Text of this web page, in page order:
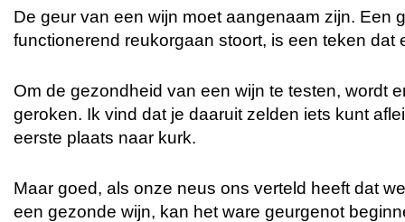
De geur van een wijn moet aangenaam zijn. Een
functionerend reukorgaan stoort, is een teken dat
Om de gezondheid van een wijn te testen, wordt
geroken. Ik vind dat je daaruit zelden iets kunt
eerste plaats naar kurk.
Maar goed, als onze neus ons verteld heeft dat
een gezonde wijn, kan het ware geurgenot